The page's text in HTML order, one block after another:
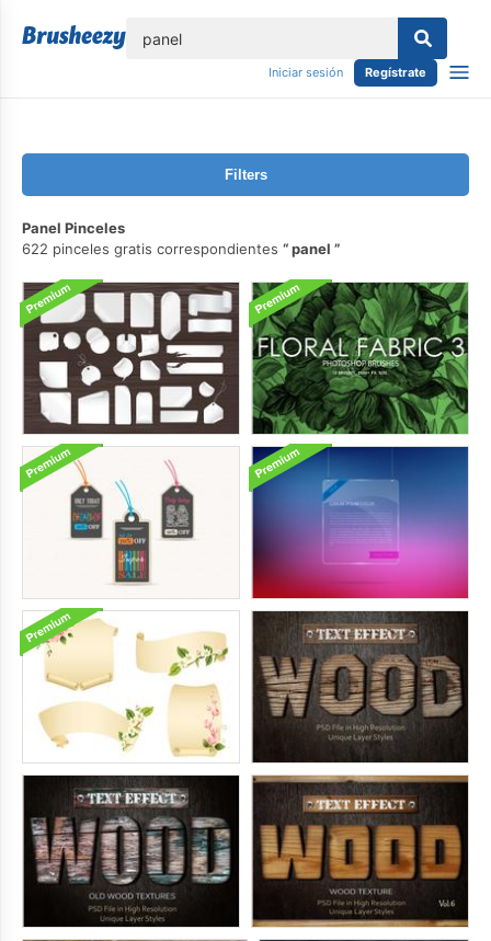
Iniciar sesión Regístrate
Filters
Panel Pinceles
622 pinceles gratis correspondientes
panel